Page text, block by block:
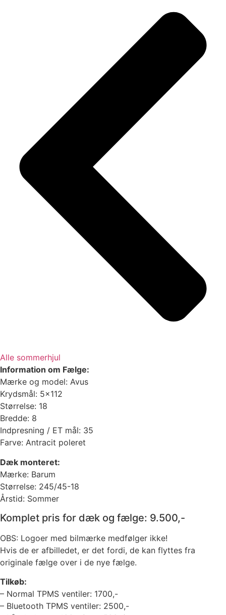
Alle sommerhjul
Information om Fælge:
Mærke og model: Avus
Krydsmål: 5×112
Størrelse: 18
Bredde: 8
Indpresning / ET mål: 35
Farve: Antracit poleret
Dæk monteret:
Mærke: Barum
Størrelse: 245/45-18
Årstid: Sommer
Komplet pris for dæk og fælge: 9.500,-
OBS: Logoer med bilmærke medfølger ikke!
Hvis de er afbilledet, er det fordi, de kan flyttes fra
originale fælge over i de nye fælge.
Tilkøb:
– Normal TPMS ventiler: 1700,-
– Bluetooth TPMS ventiler: 2500,-